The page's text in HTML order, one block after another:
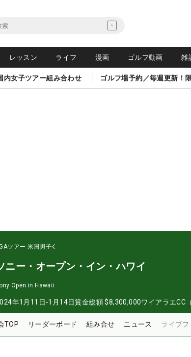
レッスン ライフ 漫画 ゴルフ動画 雑
内女子ツアー組み合わせ ゴルフ場予約／毎週更新！
ツアー 米国男子
ニー・オープン・イン・ハワイ
Open in Hawaii
年1月11日-1月14日賞金総額 $8,300,000ワイアラエCC
TOP リーダーボード 組み合せ ニュース ライブフ